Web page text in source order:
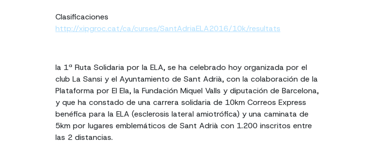
Clasificaciones
http://xipgroc.cat/ca/curses/SantAdriaELA2016/10k/resultats
la 1ª Ruta Solidaria por la ELA, se ha celebrado hoy organizada por el
club La Sansi y el Ayuntamiento de Sant Adrià, con la colaboración de la
Plataforma por El Ela, la Fundación Miquel Valls y diputación de Barcelona,
y que ha constado de una carrera solidaria de 10km Correos Express
benéfica para la ELA (esclerosis lateral amiotrófica) y una caminata de
5km por lugares emblemáticos de Sant Adrià con 1.200 inscritos entre
las 2 distancias.